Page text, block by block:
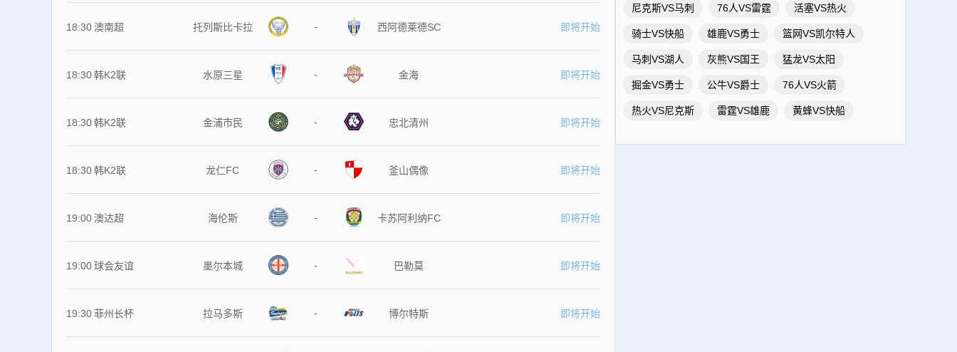
18:30 澳南超 托列斯比卡拉 - 西阿德莱德SC 即将开始
18:30韩K2联 水原三星 - 金海 即将开始
18:30韩K2联 金浦市民 - 忠北清州 即将开始
18:30韩K2联 龙仁FC - 釜山偶像 即将开始
19:00 澳达超 海伦斯 - 卡苏阿利纳FC 即将开始
19:00球会友谊 墨尔本城 - 巴勒莫 即将开始
19:30菲州长杯 拉马多斯 - 博尔特斯 即将开始
尼克斯VS马刺 76人VS雷霆 活塞VS热火
骑士VS快船 雄鹿VS勇士 篮网VS凯尔特人
马刺VS湖人 灰熊VS国王 猛龙VS太阳
掘金VS勇士 公牛VS爵士 76人VS火箭
热火VS尼克斯 雷霆VS雄鹿 黄蜂VS快船